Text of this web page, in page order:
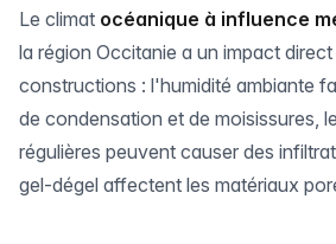
Le climat océanique à influence
la région Occitanie a un impact direct
constructions : l'humidité ambiante
de condensation et de moisissures,
régulières peuvent causer des
gel-dégel affectent les matériaux